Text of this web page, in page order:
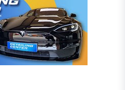
nyt partnerskab